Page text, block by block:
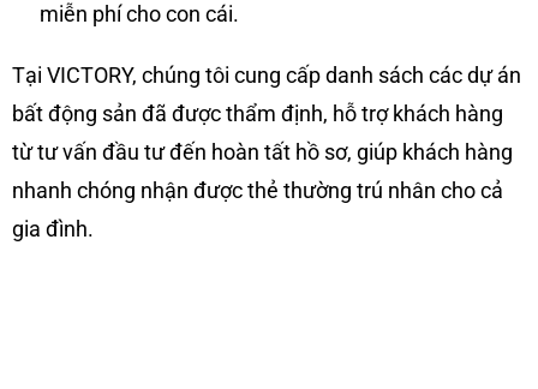
miễn phí cho con cái.
Tại VICTORY, chúng tôi cung cấp danh sách các dự án
bất động sản đã được thẩm định, hỗ trợ khách hàng
từ tư vấn đầu tư đến hoàn tất hồ sơ, giúp khách hàng
nhanh chóng nhận được thẻ thường trú nhân cho cả
gia đình.